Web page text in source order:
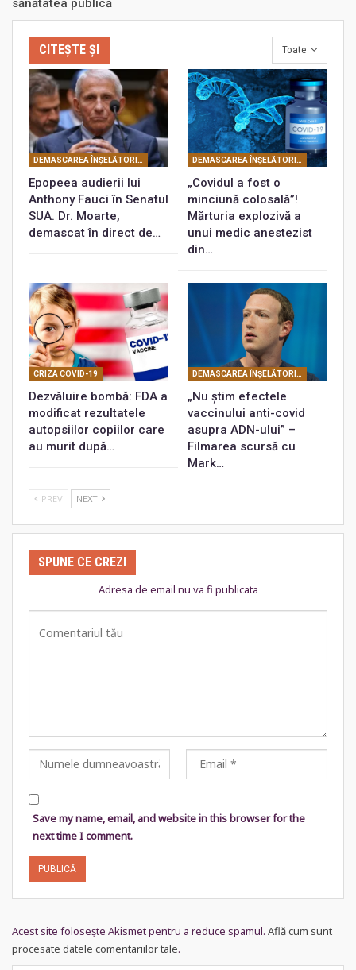
sănătatea publică
Toate
CITEȘTE ȘI
DEMASCAREA ÎNŞELĂTORIEI COVID
Epopeea audierii lui
Anthony Fauci în Senatul
SUA. Dr. Moarte,
demascat în direct de…
DEMASCAREA ÎNŞELĂTORIEI COVID
„Covidul a fost o
minciună colosală”!
Mărturia explozivă a
unui medic anestezist
din…
CRIZA COVID-19
Dezvăluire bombă: FDA a
modificat rezultatele
autopsiilor copiilor care
au murit după…
DEMASCAREA ÎNŞELĂTORIEI COVID
„Nu știm efectele
vaccinului anti-covid
asupra ADN-ului” –
Filmarea scursă cu
Mark…
PREV NEXT
SPUNE CE CREZI
Adresa de email nu va fi publicata
Save my name, email, and website in this browser for the
next time I comment.
Acest site folosește Akismet pentru a reduce spamul. Află cum sunt
procesate datele comentariilor tale.